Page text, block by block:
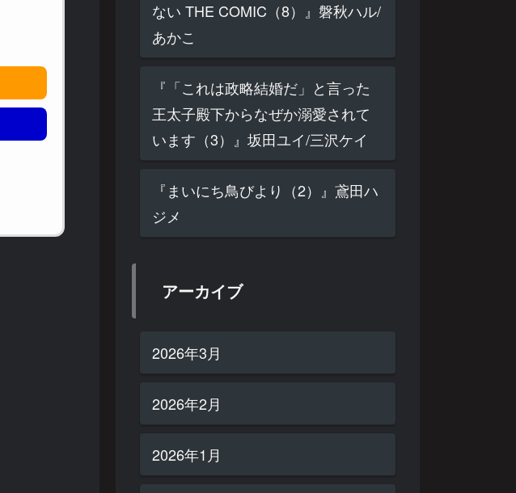
ない THE COMIC（8）』磐秋ハル/
あかこ
『「これは政略結婚だ」と言った
王太子殿下からなぜか溺愛されて
います（3）』坂田ユイ/三沢ケイ
『まいにち鳥びより（2）』鳶田ハ
ジメ
アーカイブ
2026年3月
2026年2月
2026年1月